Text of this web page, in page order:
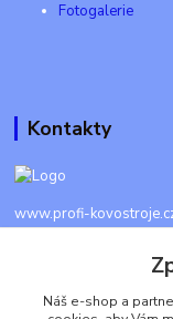
Fotogalerie
Kontakty
www.profi-
+420 605 017
Každý den 8 - 20 hod -
Náš e-shop a